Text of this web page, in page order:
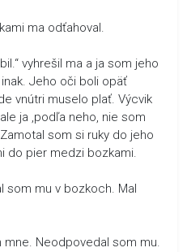
ma odťahoval.
vyhrešil ma a ja som jeho
Jeho oči boli opäť
vnútri muselo plať. Výcvik
ja ,podľa neho, nie som
som si ruky do jeho
do pier medzi bozkami.
som mu v bozkoch. Mal
mne. Neodpovedal som mu.